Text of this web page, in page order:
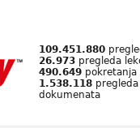
109.451.880
26.973 pregleda
490.649 pokretanja
1.538.118
dokumenata